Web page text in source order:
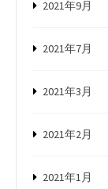
2021年9月
2021年7月
2021年3月
2021年2月
2021年1月